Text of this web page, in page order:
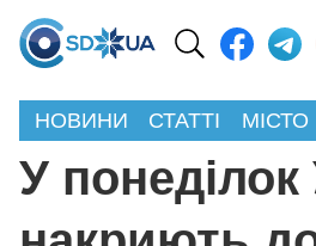
НОВИНИ СТАТТІ МІСТО
У понеділок